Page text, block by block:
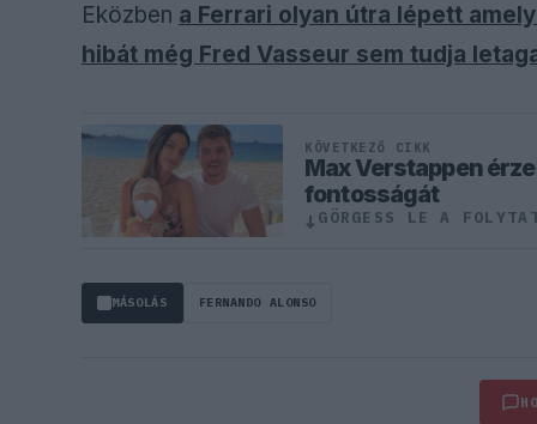
Eközben a Ferrari olyan útra lépett
hibát még Fred Vasseur sem tudja
KÖVETKEZŐ CIKK
Max Verstappen
fontosságát
↓ GÖRGESS LE A
MÁSOLÁS FERNANDO ALONSO